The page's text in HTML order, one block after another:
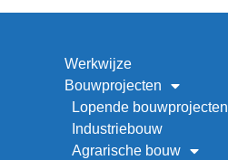
Werkwijze
Bouwprojecten
Lopende bouwprojecten
Industriebouw
Agrarische bouw